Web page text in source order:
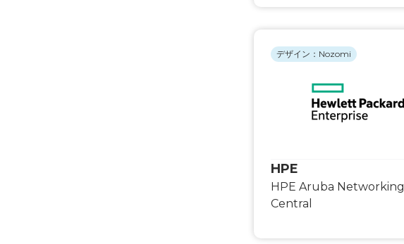
HPE
HPE Aruba Networking
Central
デザイン：Nozomi